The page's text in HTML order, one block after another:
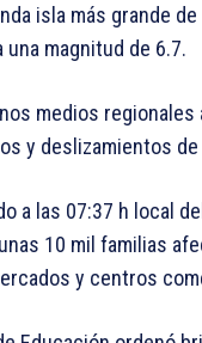
isla más grande
magnitud de 6.7.
medios
y deslizamientos
a las 07:37 h local
10 mil familias
y centros